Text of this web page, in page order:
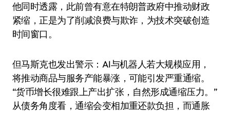
他同时透露，此前曾有意在特朗普政府中推动财政
紧缩，正是为了削减浪费与欺诈，为技术突破创造
时间窗口。
但马斯克也发出警示：AI与机器人若大规模应用，
将推动商品与服务产能暴涨，可能引发严重通缩。
“货币增长很难跟上产出扩张，自然形成通缩压力。”
从债务角度看，通缩会变相加重还款负担，而通胀